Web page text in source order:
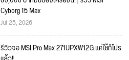
Cyborg 15 Max
Jul 25, 2026
รีวิวจอ MSI Pro Max 271UPXW12G แค่ใช้ก็โปร